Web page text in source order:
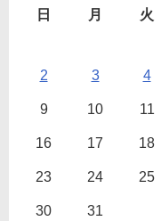
日 月 火
2 3 4
9 10 11
16 17 18
23 24 25
30 31